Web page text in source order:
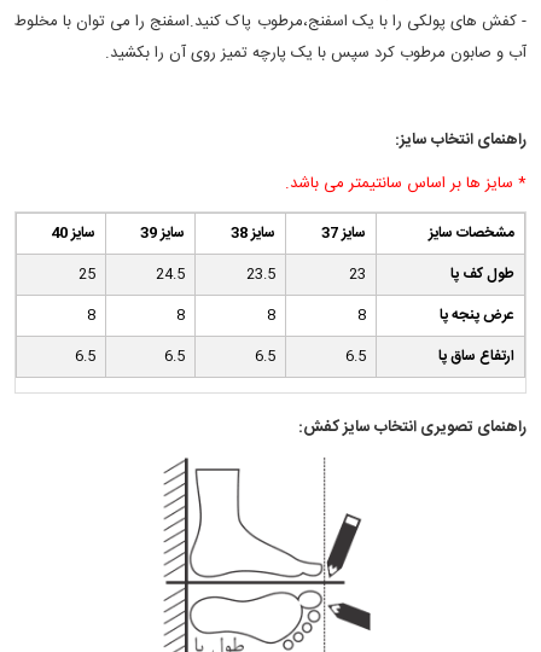
- کفش های پولکی را با یک اسفنج،مرطوب پاک کنید.اسفنج را می توان با مخلوط
آب و صابون مرطوب کرد سپس با یک پارچه تمیز روی آن را بکشید.
راهنمای انتخاب سایز:
* سایز ها بر اساس سانتیمتر می باشد.
سایز 40 سایز 39 سایز 38 سایز 37
مشخصات سایز
25
24.5 23.5 23
طول کف پا
8
8 8 8
عرض پنجه پا
6.5
6.5 6.5 6.5 ارتفاع ساق پا
راهنمای تصویری انتخاب سایز کفش: